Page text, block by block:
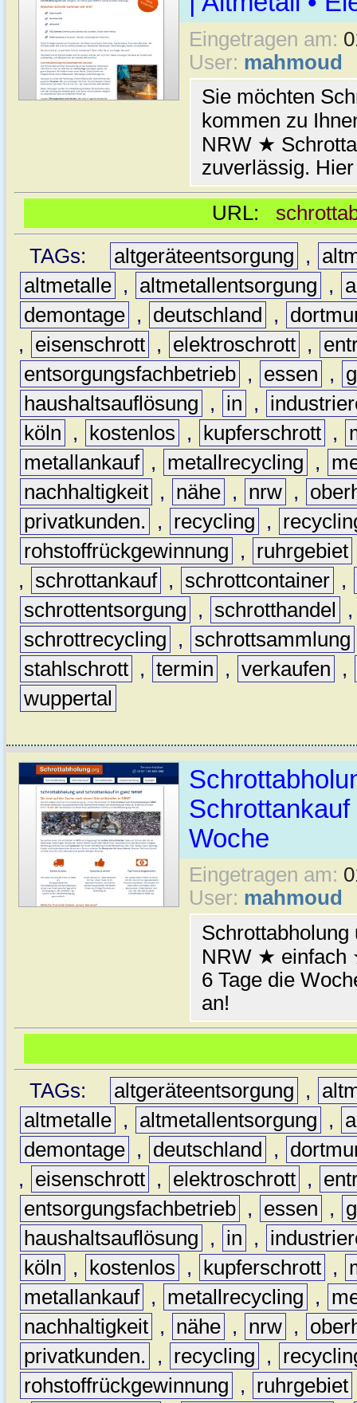
Eingetragen am:
User: mahmoud
Sie möchten
kommen zu
NRW ★
zuverlässig.
URL:
TAGs:
altgeräteentsorgung ,
altmetalle , altmetallentsorgung ,
demontage , deutschland ,
,
eisenschrott , elektroschrott ,
entsorgungsfachbetrieb , essen ,
haushaltsauflösung
, in ,
köln
, kostenlos , kupferschrott ,
metallankauf , metallrecycling ,
nachhaltigkeit , nähe , nrw ,
privatkunden.
, recycling ,
rohstoffrückgewinnung
, ruhrgebiet
,
schrottankauf , schrottcontainer ,
schrottentsorgung
, schrotthandel
schrottrecycling
, schrottsammlung
stahlschrott , termin , verkaufen
,
wuppertal
Schrottankauf
Woche
Eingetragen am:
User: mahmoud
Schrottabholung
NRW ★
6 Tage die
an!
TAGs: altgeräteentsorgung ,
altmetalle , altmetallentsorgung ,
demontage , deutschland ,
,
eisenschrott , elektroschrott ,
entsorgungsfachbetrieb , essen ,
haushaltsauflösung
, in ,
köln
, kostenlos , kupferschrott ,
metallankauf , metallrecycling ,
nachhaltigkeit , nähe , nrw ,
privatkunden.
, recycling ,
rohstoffrückgewinnung
, ruhrgebiet